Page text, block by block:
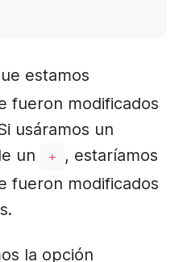
estamos
fueron modificados
usáramos un
un +
, estaríamos
fueron modificados
la opción